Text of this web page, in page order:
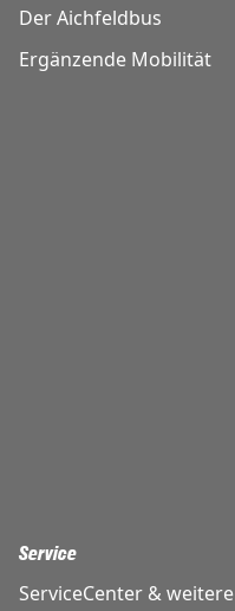
Der Aichfeldbus
Ergänzende Mobilität
Service
ServiceCenter & weitere